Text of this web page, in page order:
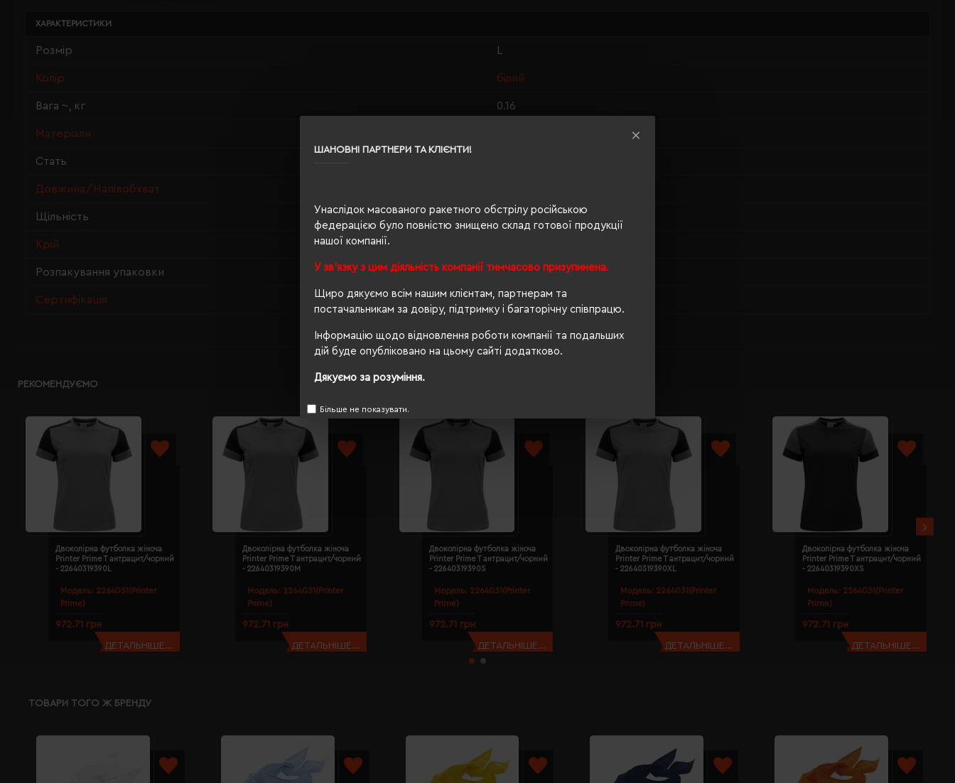
ШАНОВНІ ПАРТНЕРИ ТА КЛІЄНТИ!
Унаслідок масованого ракетного обстрілу російською
федерацією було повністю знищено склад готової продукції
нашої компанії.
У зв'язку з цим діяльність компанії тимчасово призупинена.
Щиро дякуємо всім нашим клієнтам, партнерам та
постачальникам за довіру, підтримку і багаторічну співпрацю.
Інформацію щодо відновлення роботи компанії та подальших
дій буде опубліковано на цьому сайті додатково.
Дякуємо за розуміння.
Більше не показувати.
ХАРАКТЕРИСТИКИ
Розмір
Колір білий
Вага ~, кг 0.16
Матеріали
Стать
Довжина/Напівобхват
Щільність 160 г/м²
Крій
Розпакування упаковки Ні
Сертифікація PETA-Approved Vegan
РЕКОМЕНДУЄМО
Модель: 2264031(Printer
Prime)
Двоколірна футболка жіноча
Printer Prime T антрацит/чорний
- 22640319390L
972.71 грн
ДЕТАЛЬНІШЕ...
Модель: 2264031(Printer
Prime)
Двоколірна футболка жіноча
Printer Prime T антрацит/чорний
- 22640319390M
972.71 грн
ДЕТАЛЬНІШЕ...
Модель: 2264031(Printer
Prime)
Двоколірна футболка жіноча
Printer Prime T антрацит/чорний
- 22640319390S
972.71 грн
ДЕТАЛЬНІШЕ...
Модель: 2264031(Printer
Prime)
Двоколірна футболка жіноча
Printer Prime T антрацит/чорний
- 22640319390XL
972.71 грн
ДЕТАЛЬНІШЕ...
Модель: 2264031(Printer
Prime)
Двоколірна футболка жіноча
Printer Prime T антрацит/чорний
- 22640319390XS
972.71 грн
ДЕТАЛЬНІШЕ...
ТОВАРИ ТОГО Ж БРЕНДУ